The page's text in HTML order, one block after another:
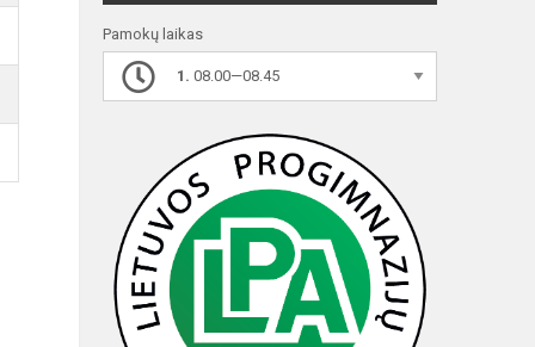
Pamokų laikas
1. 08.00—08.45